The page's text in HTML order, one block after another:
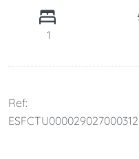
1
Ref: